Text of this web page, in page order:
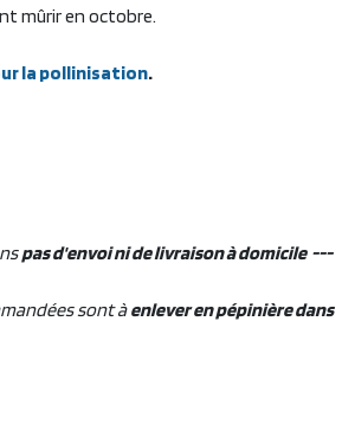
mûrir en octobre.
la pollinisation.
pas d'envoi ni de livraison à domicile ---
sont àenlever en pépinière dans